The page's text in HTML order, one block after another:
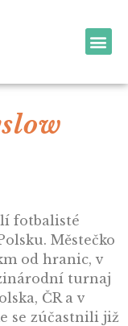
fotbalisté
Městečko
od hranic, v
turnaj
ČR a v
se zúčastnili již